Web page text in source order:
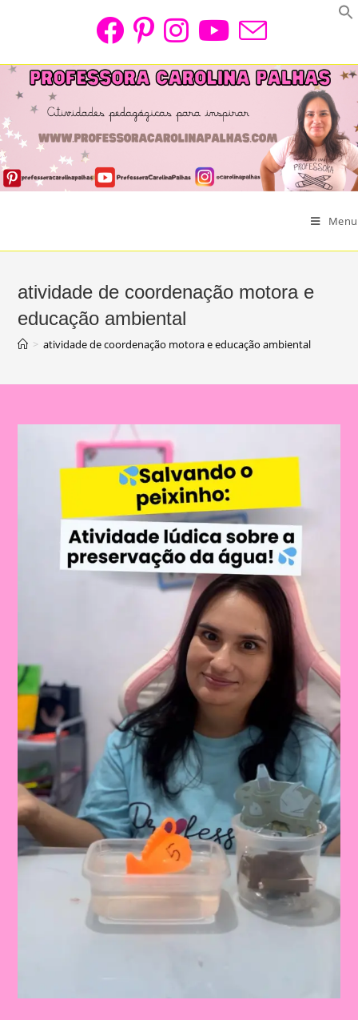
Menu
atividade de coordenação motora e
educação ambiental
> atividade de coordenação motora e educação ambiental